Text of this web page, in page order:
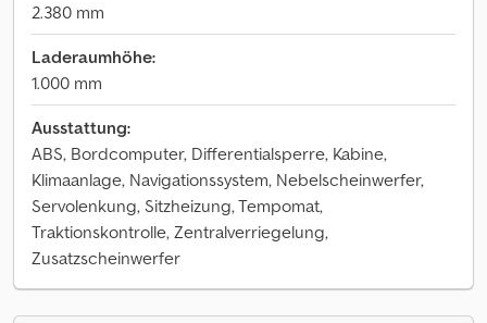
2.380 mm
Laderaumhöhe:
1.000 mm
Ausstattung:
ABS, Bordcomputer, Differentialsperre, Kabine,
Klimaanlage, Navigationssystem, Nebelscheinwerfer,
Servolenkung, Sitzheizung, Tempomat,
Traktionskontrolle, Zentralverriegelung,
Zusatzscheinwerfer